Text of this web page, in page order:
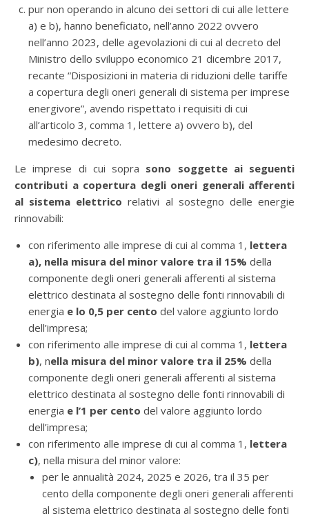
pur non operando in alcuno dei settori di cui alle lettere
a) e b), hanno beneficiato, nell’anno 2022 ovvero
nell’anno 2023, delle agevolazioni di cui al decreto del
Ministro dello sviluppo economico 21 dicembre 2017,
recante “Disposizioni in materia di riduzioni delle tariffe
a copertura degli oneri generali di sistema per imprese
energivore”, avendo rispettato i requisiti di cui
all’articolo 3, comma 1, lettere a) ovvero b), del
medesimo decreto.
Le imprese di cui sopra sono soggette ai seguenti
contributi a copertura degli oneri generali afferenti
al sistema elettricorelativi al sostegno delle energie
rinnovabili:
con riferimento alle imprese di cui al comma 1, lettera
a), nella misura del minor valore tra il 15% della
componente degli oneri generali afferenti al sistema
elettrico destinata al sostegno delle fonti rinnovabili di
energia e lo 0,5 per cento del valore aggiunto lordo
dell’impresa;
con riferimento alle imprese di cui al comma 1, lettera
b), nella misura del minor valore tra il 25% della
componente degli oneri generali afferenti al sistema
elettrico destinata al sostegno delle fonti rinnovabili di
energia e l’1 per cento del valore aggiunto lordo
dell’impresa;
con riferimento alle imprese di cui al comma 1, lettera
c), nella misura del minor valore:
per le annualità 2024, 2025 e 2026, tra il 35 per
cento della componente degli oneri generali afferenti
al sistema elettrico destinata al sostegno delle fonti